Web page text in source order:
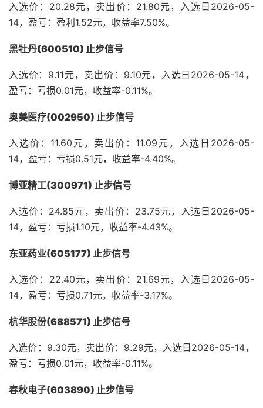
入选价：20.28元，卖出价：21.80元，入选日2026-05-
14，盈亏：盈利1.52元，收益率7.50%。
黑牡丹(600510) 止步信号
入选价：9.11元，卖出价：9.10元，入选日2026-05-14，
盈亏：亏损0.01元，收益率-0.11%。
奥美医疗(002950) 止步信号
入选价：11.60元，卖出价：11.09元，入选日2026-05-
14，盈亏：亏损0.51元，收益率-4.40%。
博亚精工(300971) 止步信号
入选价：24.85元，卖出价：23.75元，入选日2026-05-
14，盈亏：亏损1.10元，收益率-4.43%。
东亚药业(605177) 止步信号
入选价：22.40元，卖出价：21.69元，入选日2026-05-
14，盈亏：亏损0.71元，收益率-3.17%。
杭华股份(688571) 止步信号
入选价：9.30元，卖出价：9.29元，入选日2026-05-14，
盈亏：亏损0.01元，收益率-0.11%。
春秋电子(603890) 止步信号